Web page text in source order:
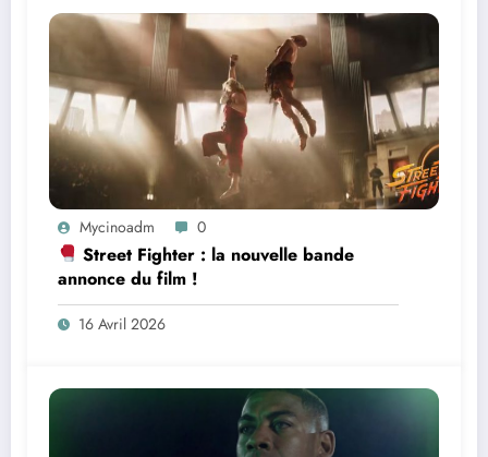
Mycinoadm 0
Street Fighter : la nouvelle bande
annonce du film !
16 Avril 2026